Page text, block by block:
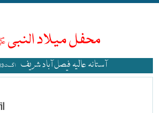
محفل میلاد
اگست 13 , 2023 آستانہ عالیہ فیصل آباد شریف